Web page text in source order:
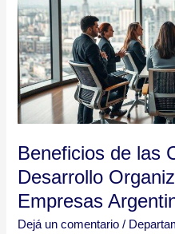
Beneficios de las
Desarrollo
Empresas
Dejá un comentario /
Capacitaciones
y
Desarrollo
Organizacional
en
Empresas
Argentinas